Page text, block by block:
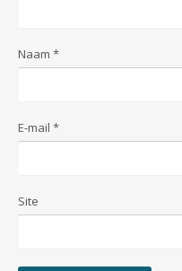
Naam *
E-mail *
Site